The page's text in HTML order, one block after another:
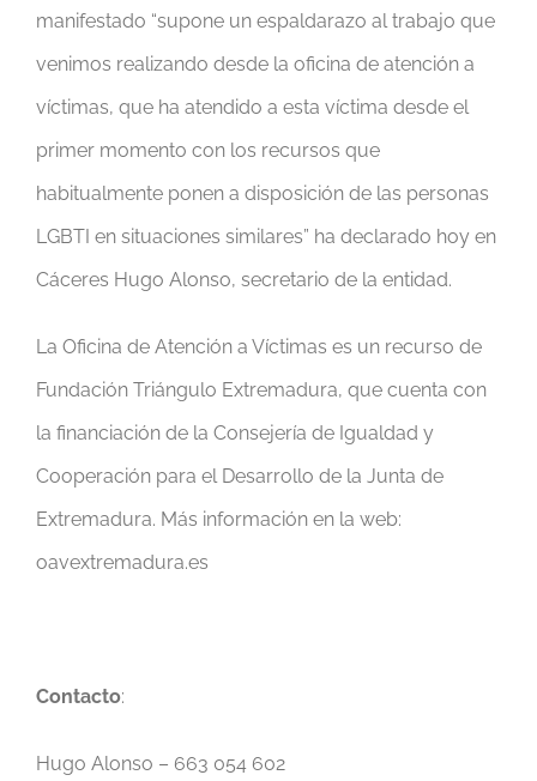
manifestado “supone un espaldarazo al trabajo que
venimos realizando desde la oficina de atención a
víctimas, que ha atendido a esta víctima desde el
primer momento con los recursos que
habitualmente ponen a disposición de las personas
LGBTI en situaciones similares” ha declarado hoy en
Cáceres Hugo Alonso, secretario de la entidad.
La Oficina de Atención a Víctimas es un recurso de
Fundación Triángulo Extremadura, que cuenta con
la financiación de la Consejería de Igualdad y
Cooperación para el Desarrollo de la Junta de
Extremadura. Más información en la web:
oavextremadura.es
Contacto:
Hugo Alonso – 663 054 602